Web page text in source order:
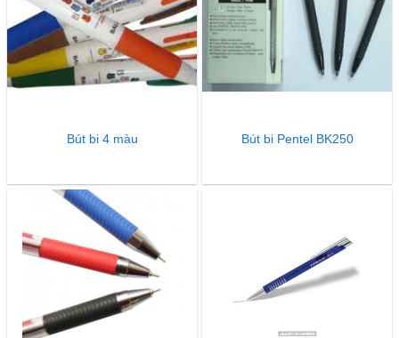
Bút bi 4 màu Bút bi Pentel BK250